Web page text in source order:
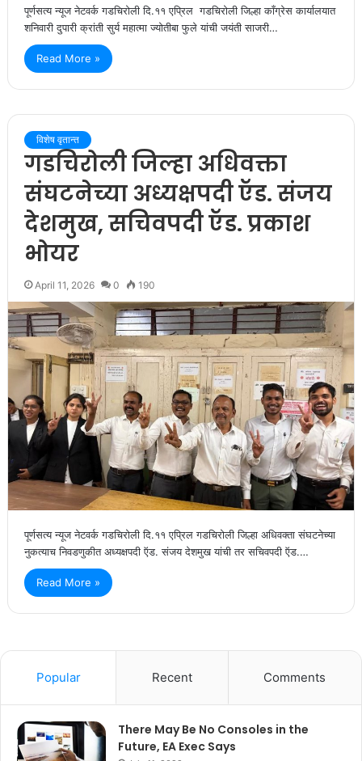
पूर्णसत्य न्यूज नेटवर्क गडचिरोली दि.११ एप्रिल गडचिरोली जिल्हा काँग्रेस कार्यालयात
शनिवारी दुपारी क्रांती सुर्य महात्मा ज्योतीबा फुले यांची जयंती साजरी…
Read More »
विशेष वृतान्त
गडचिरोली जिल्हा अधिवक्ता
संघटनेच्या अध्यक्षपदी ऍड. संजय
देशमुख, सचिवपदी ऍड. प्रकाश
भोयर
April 11, 2026 0 190
पूर्णसत्य न्यूज नेटवर्क गडचिरोली दि.११ एप्रिल गडचिरोली जिल्हा अधिवक्ता संघटनेच्या
नुकत्याच निवडणुकीत अध्यक्षपदी ऍड. संजय देशमुख यांची तर सचिवपदी ऍड.…
Read More »
Popular Recent Comments
There May Be No Consoles in the
Future, EA Exec Says